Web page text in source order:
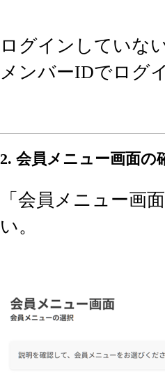
ログインしていな
メンバーIDでログ
2. 会員メニュー画面の
「会員メニュー画
い。